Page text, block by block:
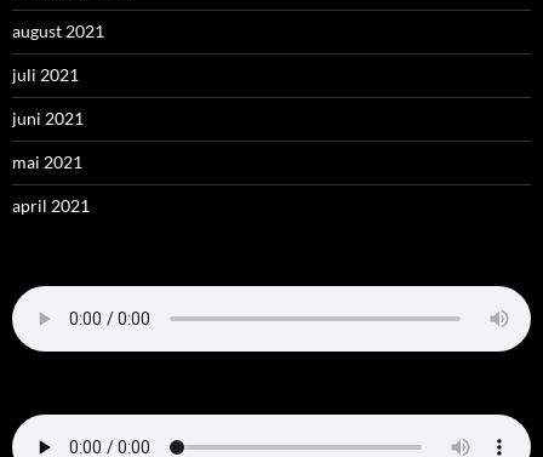
august 2021
juli 2021
juni 2021
mai 2021
april 2021